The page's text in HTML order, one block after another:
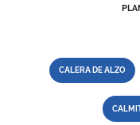
CALERA DE ALZO